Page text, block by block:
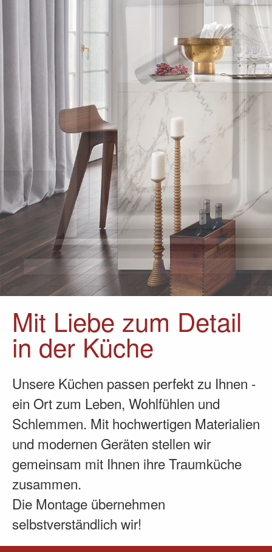
Mit Liebe zum Detail
in der Küche
Unsere Küchen passen perfekt zu Ihnen -
ein Ort zum Leben, Wohlfühlen und
Schlemmen. Mit hochwertigen Materialien
und modernen Geräten stellen wir
gemeinsam mit Ihnen ihre Traumküche
zusammen.
Die Montage übernehmen
selbstverständlich wir!